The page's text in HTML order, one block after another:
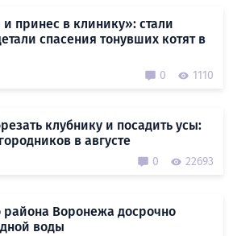
принес в клинику»: стали
спасения тонувших котят в
0 1110
клубнику и посадить усы:
в августе
0 22693
района Воронежа досрочно
воды